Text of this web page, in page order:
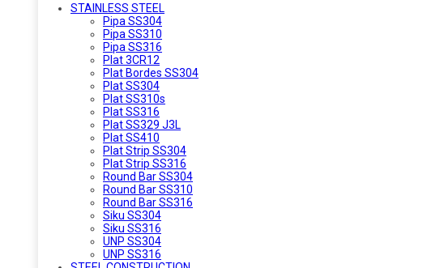
STAINLESS STEEL
Pipa SS304
Pipa SS310
Pipa SS316
Plat 3CR12
Plat Bordes SS304
Plat SS304
Plat SS310s
Plat SS316
Plat SS329 J3L
Plat SS410
Plat Strip SS304
Plat Strip SS316
Round Bar SS304
Round Bar SS310
Round Bar SS316
Siku SS304
Siku SS316
UNP SS304
UNP SS316